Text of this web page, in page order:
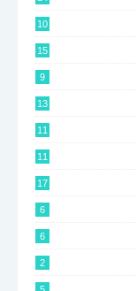
10
15
9
13
11
11
17
6
6
2